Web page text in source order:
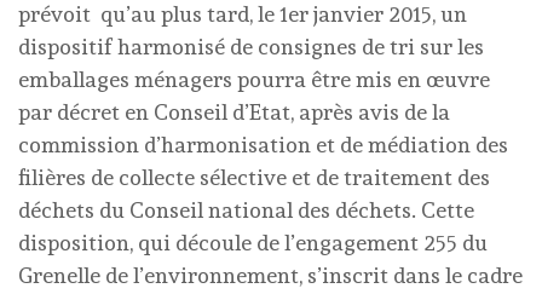
prévoit qu’au plus tard, le 1er janvier 2015, un
dispositif harmonisé de consignes de tri sur les
emballages ménagers pourra être mis en œuvre
par décret en Conseil d’Etat, après avis de la
commission d’harmonisation et de médiation des
filières de collecte sélective et de traitement des
déchets du Conseil national des déchets. Cette
disposition, qui découle de l’engagement 255 du
Grenelle de l’environnement, s’inscrit dans le cadre